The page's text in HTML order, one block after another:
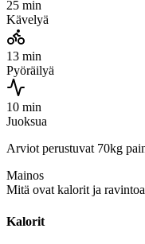
25 min
Kävelyä
13 min
Pyöräilyä
10 min
Juoksua
Arviot perustuvat 70kg
Mainos
Mitä ovat kalorit ja
Kalorit